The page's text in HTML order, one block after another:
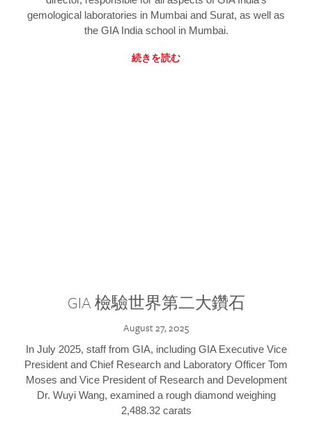
gemological laboratories in Mumbai and Surat, as well as
the GIA India school in Mumbai.
続きを読む
GIA 檢驗世界第二大鑽石
August 27, 2025
In July 2025, staff from GIA, including GIA Executive Vice
President and Chief Research and Laboratory Officer Tom
Moses and Vice President of Research and Development
Dr. Wuyi Wang, examined a rough diamond weighing
2,488.32 carats